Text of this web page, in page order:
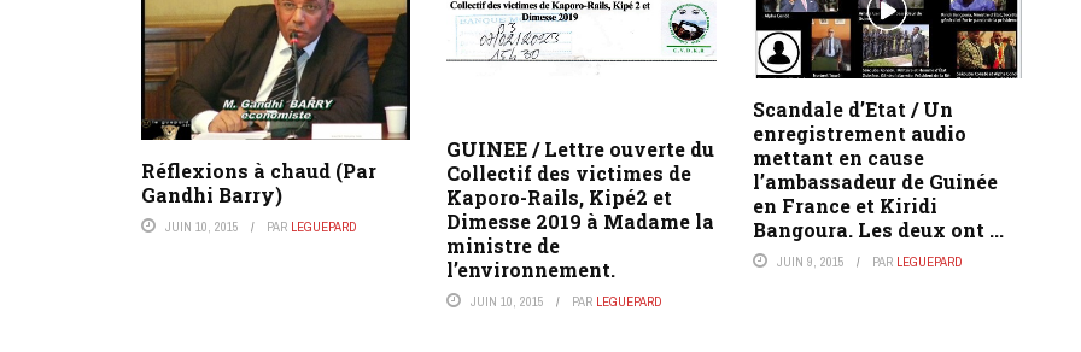
Réflexions à chaud (Par
Gandhi Barry)
JUIN 10, 2015 PAR LEGUEPARD
GUINEE / Lettre ouverte du
Collectif des victimes de
Kaporo-Rails, Kipé2 et
Dimesse 2019 à Madame la
ministre de
l’environnement.
JUIN 10, 2015 PAR LEGUEPARD
Scandale d’Etat / Un
enregistrement audio
mettant en cause
l’ambassadeur de Guinée
en France et Kiridi
Bangoura. Les deux ont ...
JUIN 9, 2015 PAR LEGUEPARD